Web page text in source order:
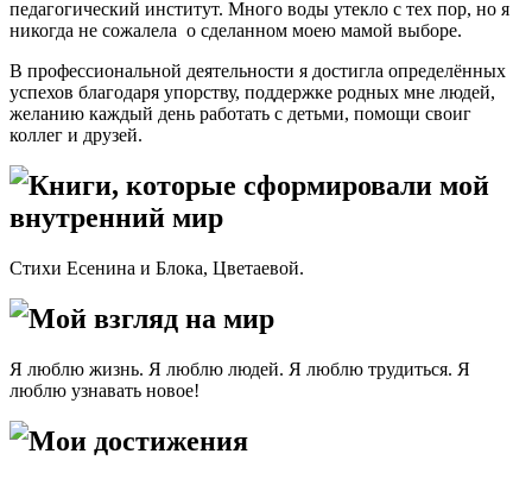
педагогический институт. Много воды утекло с тех пор, но я
никогда не сожалела о сделанном моею мамой выборе.
В профессиональной деятельности я достигла определённых
успехов благодаря упорству, поддержке родных мне людей,
желанию каждый день работать с детьми, помощи своиг
коллег и друзей.
Книги, которые сформировали мой
внутренний мир
Стихи Есенина и Блока, Цветаевой.
Мой взгляд на мир
Я люблю жизнь. Я люблю людей. Я люблю трудиться. Я
люблю узнавать новое!
Мои достижения